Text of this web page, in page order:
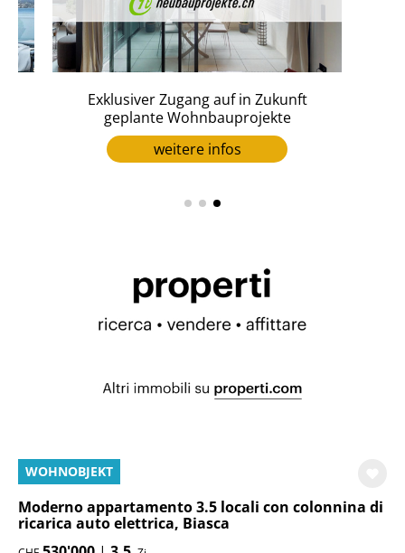
Exklusiver Zugang auf in Zukunft
geplante Wohnbauprojekte
weitere infos
WOHNOBJEKT
Moderno appartamento 3.5 locali con colonnina di
ricarica auto elettrica, Biasca